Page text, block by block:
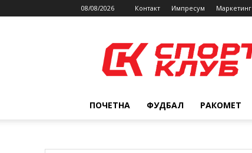
08/08/2026 Контакт Импресум Маркетинг
ПОЧЕТНА ФУДБАЛ РАКОМЕТ